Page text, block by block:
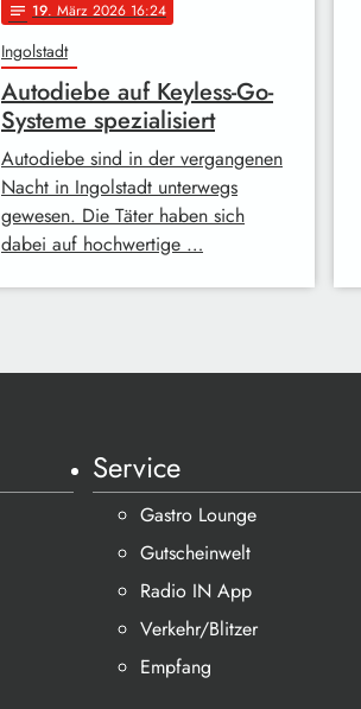
notes 19. März 2026 16:24
Ingolstadt
Autodiebe auf Keyless-Go-
Systeme spezialisiert
Autodiebe sind in der vergangenen
Nacht in Ingolstadt unterwegs
gewesen. Die Täter haben sich
dabei auf hochwertige …
Service
Gastro Lounge
Gutscheinwelt
Radio IN App
Verkehr/Blitzer
Empfang